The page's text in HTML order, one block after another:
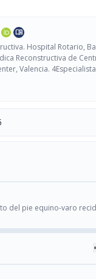
menu_book
Hospital Rotario,
Reconstructiva de
Valencia.
del pie equino-varo